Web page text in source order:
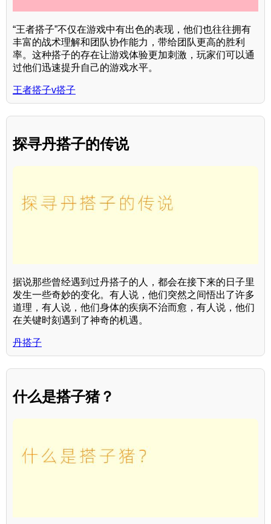
“王者搭子”不仅在游戏中有出色的表现，他们也往往拥有
丰富的战术理解和团队协作能力，带给团队更高的胜利
率。这种搭子的存在让游戏体验更加刺激，玩家们可以通
过他们迅速提升自己的游戏水平。
王者搭子v搭子
探寻丹搭子的传说
据说那些曾经遇到过丹搭子的人，都会在接下来的日子里
发生一些奇妙的变化。有人说，他们突然之间悟出了许多
道理，有人说，他们身体的疾病不治而愈，有人说，他们
在关键时刻遇到了神奇的机遇。
丹搭子
什么是搭子猪？